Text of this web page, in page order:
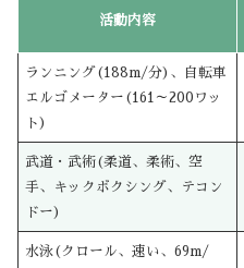
活動内容
ランニング(188m/分)、自転車
エルゴメーター(161～200ワッ
ト)
武道・武術(柔道、柔術、空
手、キックボクシング、テコン
ドー)
水泳(クロール、速い、69m/